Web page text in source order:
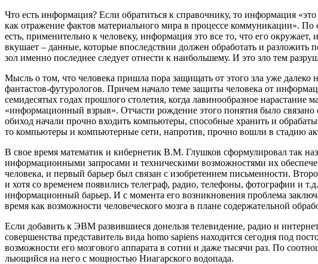
Что есть информация? Если обратиться к справочнику, то информация
как отражение фактов материального мира в процессе коммуникации».
есть, применительно к человеку, информация это все то, что его
вкушает – данные, которые впоследствии должен обработать и
зол именно последнее следует отнести к наибольшему. И это зло тем
Мысль о том, что человека пришла пора защищать от этого зла уже
фантастов-футурологов. Причем начало теме защиты человека от
семидесятых годах прошлого столетия, когда лавинообразное
«информационный взрыв». Отчасти рождение этого понятия было
обиход начали прочно входить компьютеры, способные хранить и
то компьютеры и компьютерные сети, напротив, прочно вошли в стадию
В свое время математик и кибернетик В.М. Глушков сформулировал так
информационными запросами и техническими возможностями их
человека, и первый барьер был связан с изобретением письменности.
и хотя со временем появились телеграф, радио, телефоны, фотографии и
информационный барьер. И с момента его возникновения проблема
время как возможности человеческого мозга в плане содержательной
Если добавить к ЭВМ развившиеся донельзя телевидение, радио и
совершенства представитель вида homo sapiens находится сегодня под
возможности его мозгового аппарата в сотни и даже тысячи раз. По
льющийся на него с мощностью Ниагарского водопада.